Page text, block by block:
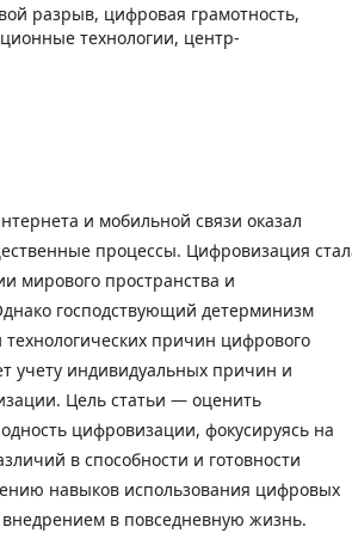
разрыв, цифровая грамотность,
технологии, центр-
и мобильной связи оказал
процессы. Цифровизация
мирового пространства и
господствующий детерминизм
причин цифрового
учету индивидуальных причин и
Цель статьи — оценить
цифровизации, фокусируясь на
в способности и готовности
навыков использования цифровых
в повседневную жизнь.